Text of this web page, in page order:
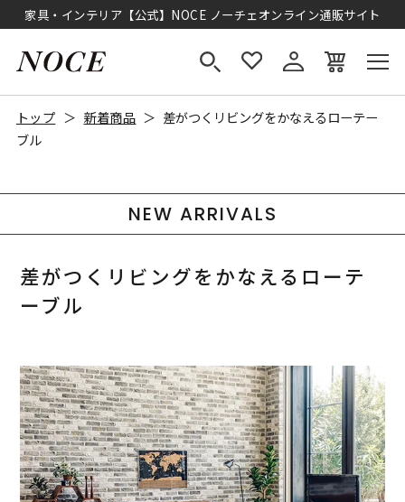
家具・インテリア【公式】NOCE ノーチェオンライン通販サイト
トップ 新着商品
差がつくリビングをかなえるローテー
ブル
NEW ARRIVALS
差がつくリビングをかなえるローテ
ーブル